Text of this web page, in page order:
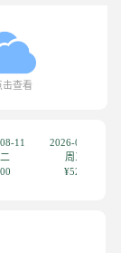
击查看
11
2026-08-12
周三
¥520